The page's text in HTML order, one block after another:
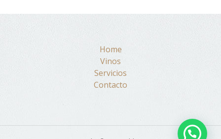
Home
Vinos
Servicios
Contacto